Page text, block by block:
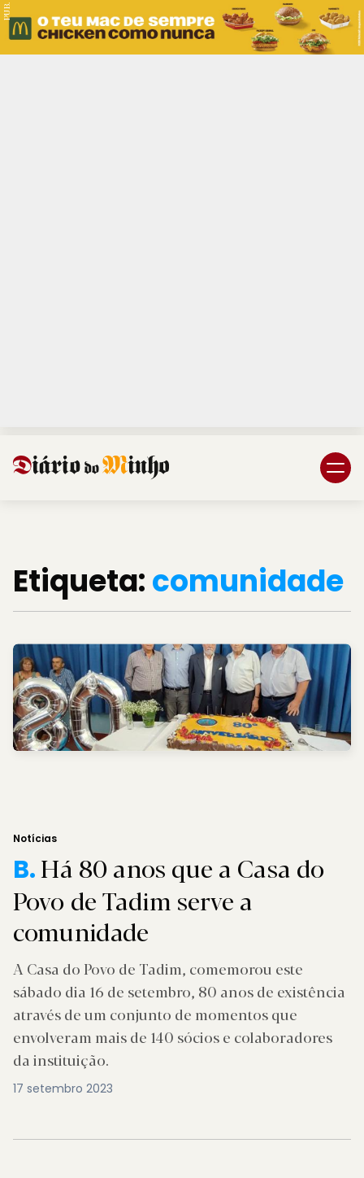
PUB.
Etiqueta:comunidade
Notícias
B.Há 80 anos que a Casa do
Povo de Tadim serve a
comunidade
A Casa do Povo de Tadim, comemorou este
sábado dia 16 de setembro, 80 anos de existência
através de um conjunto de momentos que
envolveram mais de 140 sócios e colaboradores
da instituição.
17 setembro 2023